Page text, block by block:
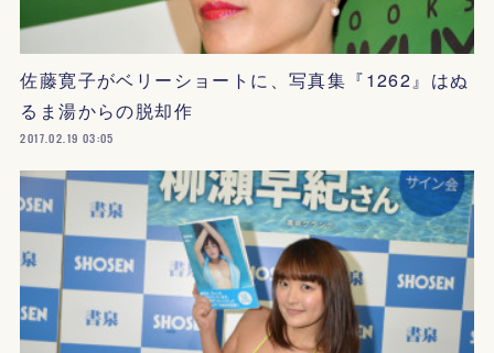
佐藤寛子がベリーショートに、写真集『1262』はぬ
るま湯からの脱却作
2017.02.19 03:05